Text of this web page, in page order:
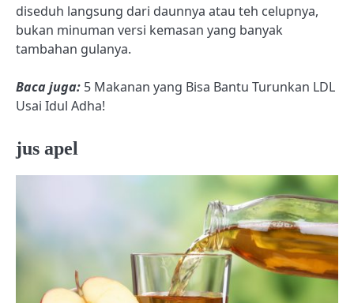
diseduh langsung dari daunnya atau teh celupnya,
bukan minuman versi kemasan yang banyak
tambahan gulanya.
Baca juga: 5 Makanan yang Bisa Bantu Turunkan LDL
Usai Idul Adha!
jus apel